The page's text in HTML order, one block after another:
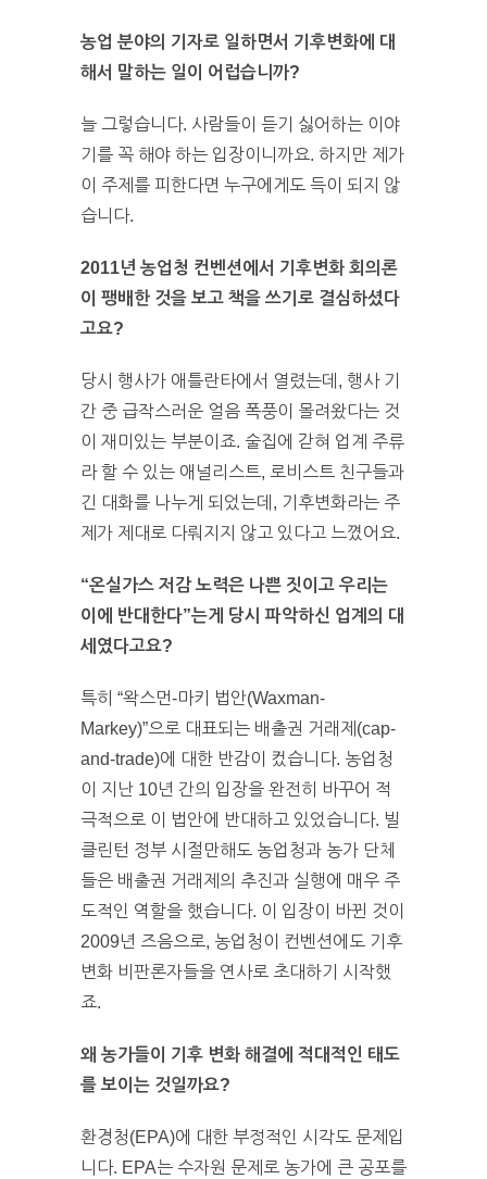
농업 분야의 기자로 일하면서 기후변화에 대
해서 말하는 일이 어럽습니까?
늘 그렇습니다. 사람들이 듣기 싫어하는 이야
기를 꼭 해야 하는 입장이니까요. 하지만 제가
이 주제를 피한다면 누구에게도 득이 되지 않
습니다.
2011년 농업청 컨벤션에서 기후변화 회의론
이 팽배한 것을 보고 책을 쓰기로 결심하셨다
고요?
당시 행사가 애틀란타에서 열렸는데, 행사 기
간 중 급작스러운 얼음 폭풍이 몰려왔다는 것
이 재미있는 부분이죠. 술집에 갇혀 업계 주류
라 할 수 있는 애널리스트, 로비스트 친구들과
긴 대화를 나누게 되었는데, 기후변화라는 주
제가 제대로 다뤄지지 않고 있다고 느꼈어요.
“온실가스 저감 노력은 나쁜 짓이고 우리는
이에 반대한다”는게 당시 파악하신 업계의 대
세였다고요?
특히 “왁스먼-마키 법안(Waxman-
Markey)”으로 대표되는 배출권 거래제(cap-
and-trade)에 대한 반감이 컸습니다. 농업청
이 지난 10년 간의 입장을 완전히 바꾸어 적
극적으로 이 법안에 반대하고 있었습니다. 빌
클린턴 정부 시절만해도 농업청과 농가 단체
들은 배출권 거래제의 추진과 실행에 매우 주
도적인 역할을 했습니다. 이 입장이 바뀐 것이
2009년 즈음으로, 농업청이 컨벤션에도 기후
변화 비판론자들을 연사로 초대하기 시작했
죠.
왜 농가들이 기후 변화 해결에 적대적인 태도
를 보이는 것일까요?
환경청(EPA)에 대한 부정적인 시각도 문제입
니다. EPA는 수자원 문제로 농가에 큰 공포를